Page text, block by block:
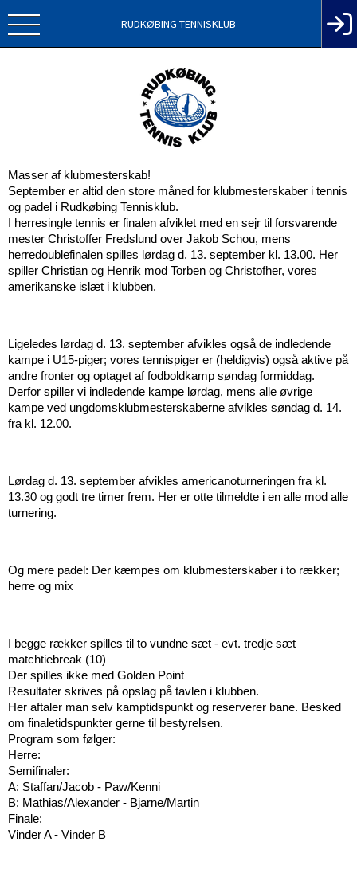
RUDKØBING TENNISKLUB
Masser af klubmesterskab!
September er altid den store måned for klubmesterskaber i tennis
og padel i Rudkøbing Tennisklub.
I herresingle tennis er finalen afviklet med en sejr til forsvarende
mester Christoffer Fredslund over Jakob Schou, mens
herredoublefinalen spilles lørdag d. 13. september kl. 13.00. Her
spiller Christian og Henrik mod Torben og Christofher, vores
amerikanske islæt i klubben.
Ligeledes lørdag d. 13. september afvikles også de indledende
kampe i U15-piger; vores tennispiger er (heldigvis) også aktive på
andre fronter og optaget af fodboldkamp søndag formiddag.
Derfor spiller vi indledende kampe lørdag, mens alle øvrige
kampe ved ungdomsklubmesterskaberne afvikles søndag d. 14.
fra kl. 12.00.
Lørdag d. 13. september afvikles americanoturneringen fra kl.
13.30 og godt tre timer frem. Her er otte tilmeldte i en alle mod alle
turnering.
Og mere padel: Der kæmpes om klubmesterskaber i to rækker;
herre og mix
I begge rækker spilles til to vundne sæt - evt. tredje sæt
matchtiebreak (10)
Der spilles ikke med Golden Point
Resultater skrives på opslag på tavlen i klubben.
Her aftaler man selv kamptidspunkt og reserverer bane. Besked
om finaletidspunkter gerne til bestyrelsen.
Program som følger:
Herre:
Semifinaler:
A: Staffan/Jacob - Paw/Kenni
B: Mathias/Alexander - Bjarne/Martin
Finale:
Vinder A - Vinder B